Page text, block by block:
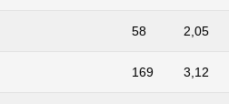
58 2,05
169 3,12